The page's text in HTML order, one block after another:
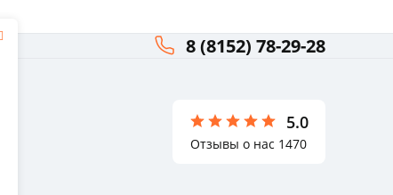
8 (8152) 78-29-28
5.0
Отзывы о нас 1470